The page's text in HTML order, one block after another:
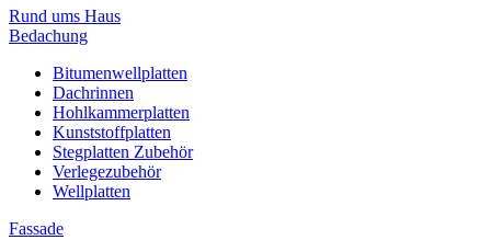
Rund ums Haus
Bedachung
Bitumenwellplatten
Dachrinnen
Hohlkammerplatten
Kunststoffplatten
Stegplatten Zubehör
Verlegezubehör
Wellplatten
Fassade